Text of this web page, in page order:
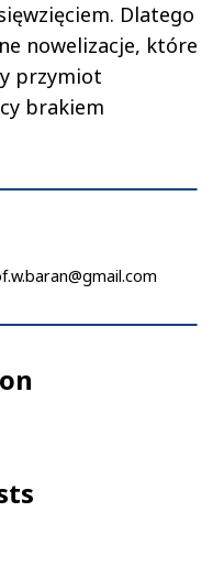
Dlatego
nowelizacje, które
przymiot
brakiem